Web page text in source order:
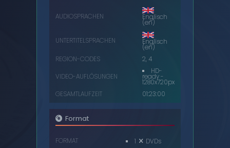
AUDIOSPRACHEN Englisch
(en)
UNTERTITELSPRACHEN Englisch
(en)
REGION-CODES
2, 4
VIDEO-AUFLÖSUNGEN
HD-
ready -
1280x720px
GESAMTLAUFZEIT
01:23:00
Format
FORMAT 1
DVDs